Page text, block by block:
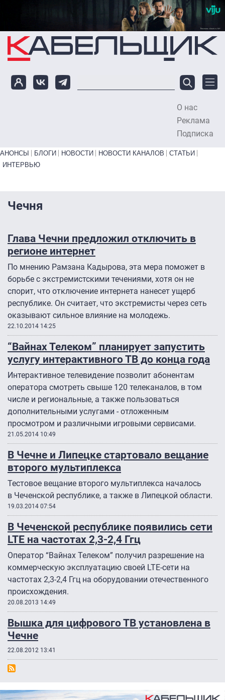
Перейти к основному содержанию
О нас
Реклама
Подписка
Primary links bottom
АНОНСЫ БЛОГИ НОВОСТИ НОВОСТИ КАНАЛОВ
СТАТЬИ
ИНТЕРВЬЮ
Чечня
Глава Чечни предложил отключить в
регионе интернет
По мнению Рамзана Кадырова, эта мера поможет в
борьбе с экстремистскими течениями, хотя он не
спорит, что отключение интернета нанесет ущерб
республике. Он считает, что экстремисты через сеть
оказывают сильное влияние на молодежь.
22.10.2014 14:25
“Вайнах Телеком” планирует запустить
услугу интерактивного ТВ до конца года
Интерактивное телевидение позволит абонентам
оператора смотреть свыше 120 телеканалов, в том
числе и региональные, а также пользоваться
дополнительными услугами - отложенным
просмотром и различными игровыми сервисами.
21.05.2014 10:49
В Чечне и Липецке стартовало вещание
второго мультиплекса
Тестовое вещание второго мультиплекса началось
в Чеченской республике, а также в Липецкой области.
19.03.2014 07:54
В Чеченской республике появились сети
LTE на частотах 2,3-2,4 Ггц
Оператор “Вайнах Телеком” получил разрешение на
коммерческую эксплуатацию своей LTE-сети на
частотах 2,3-2,4 Ггц на оборудовании отечественного
происхождения.
20.08.2013 14:49
Вышка для цифрового ТВ установлена в
Чечне
22.08.2012 13:41